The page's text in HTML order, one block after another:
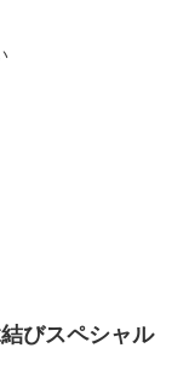
びスペシャル